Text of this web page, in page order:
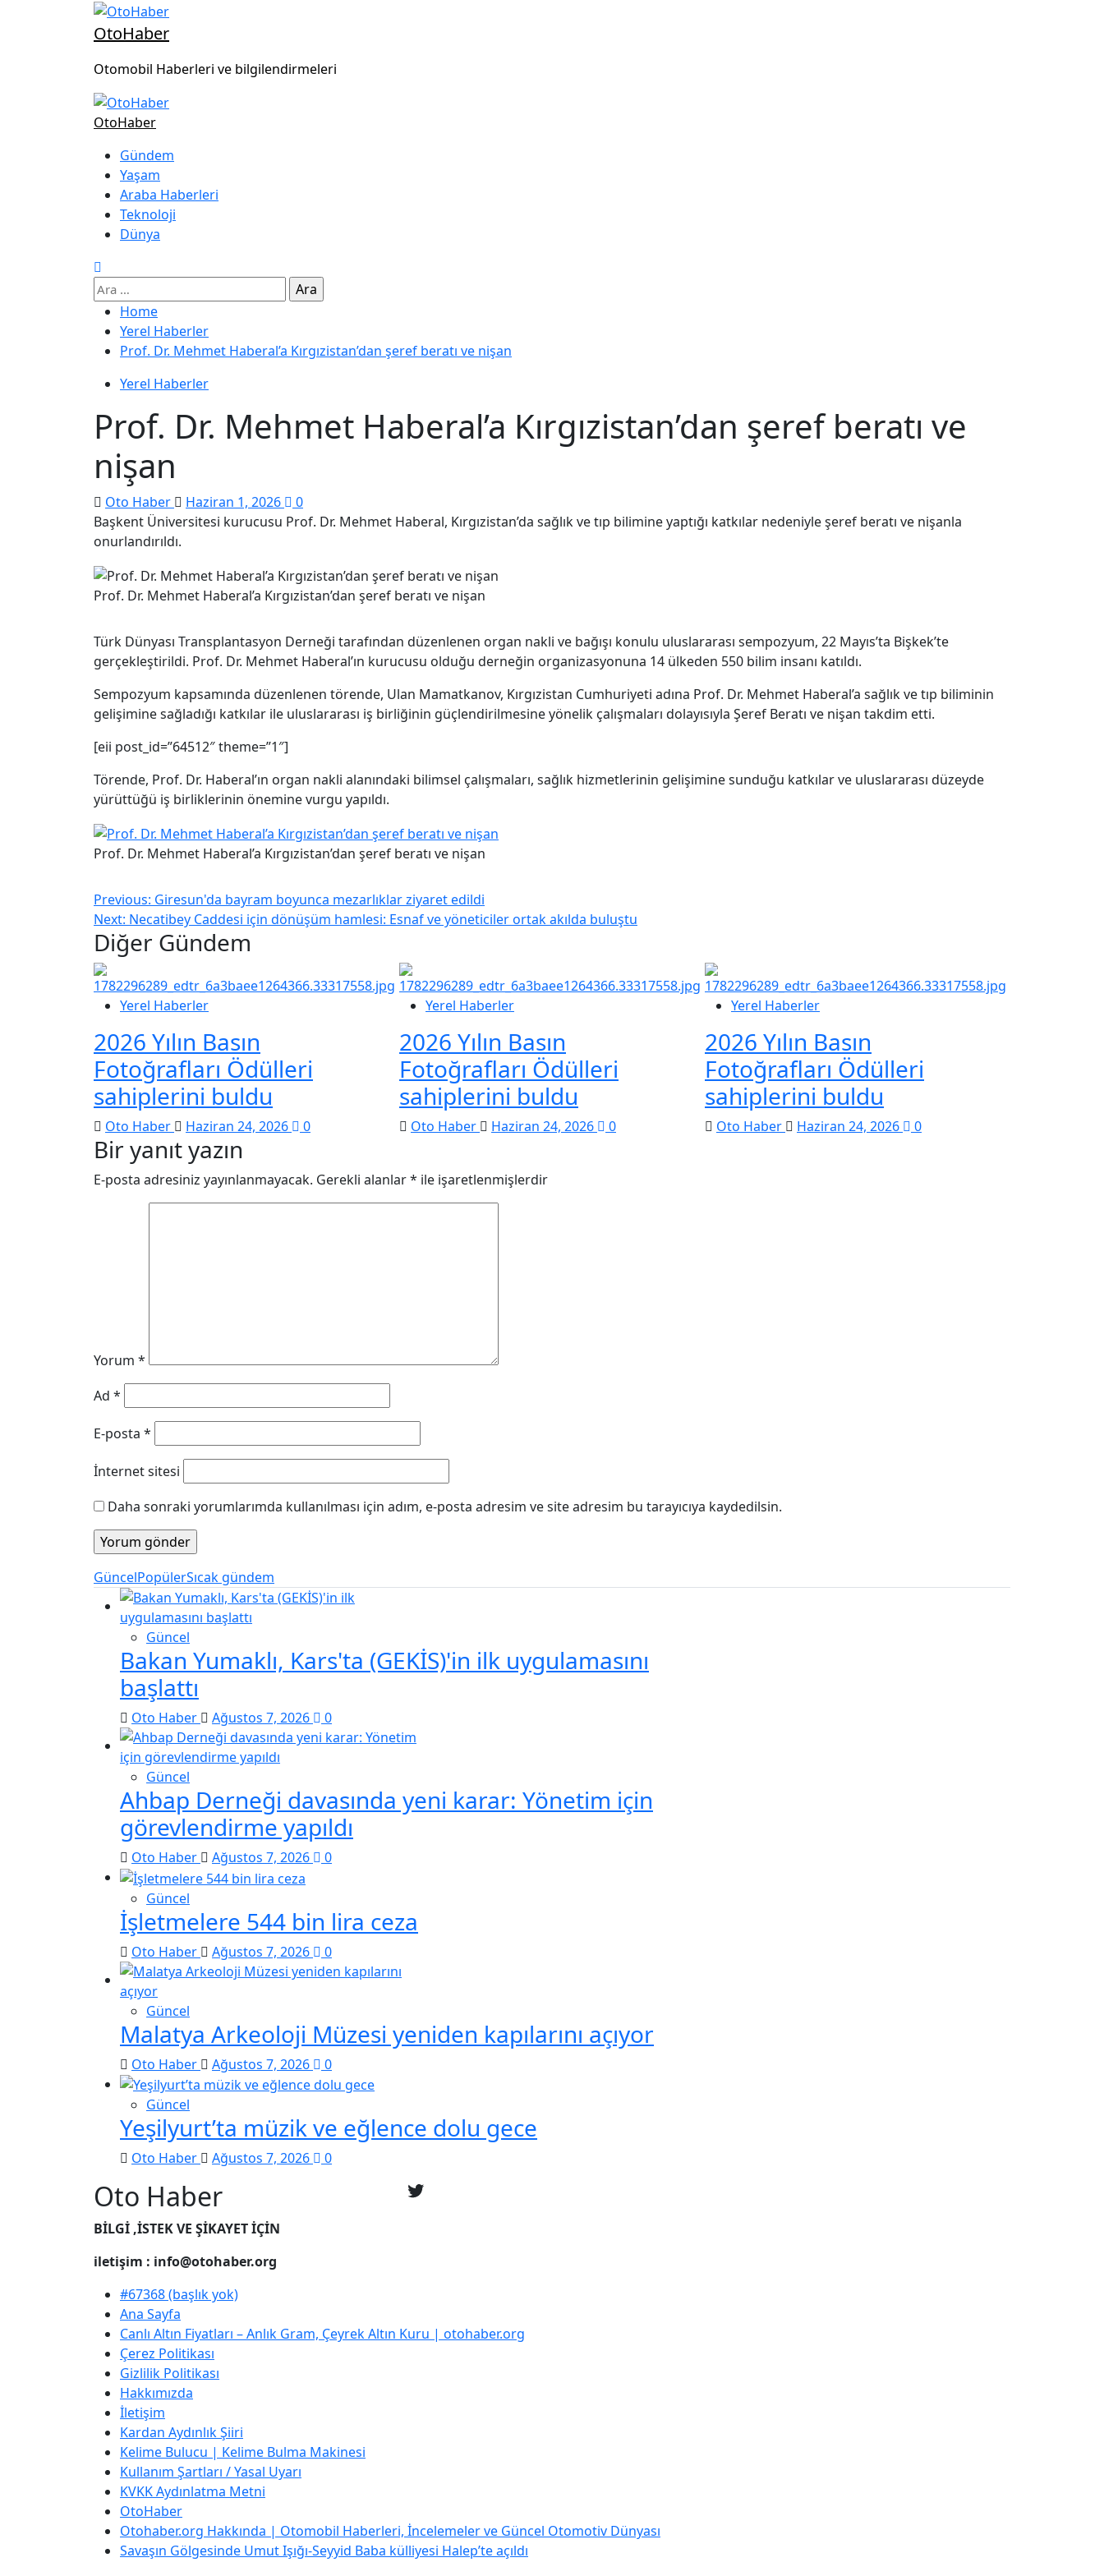
OtoHaber
Otomobil Haberleri ve bilgilendirmeleri
OtoHaber
Gündem
Yaşam
Araba Haberleri
Teknoloji
Dünya
Home
Yerel Haberler
Prof. Dr. Mehmet Haberal’a Kırgızistan’dan şeref beratı ve nişan
Yerel Haberler
Prof. Dr. Mehmet Haberal’a Kırgızistan’dan şeref beratı ve
nişan
Oto Haber Haziran 1, 2026
0
Başkent Üniversitesi kurucusu Prof. Dr. Mehmet Haberal, Kırgızistan’da sağlık ve tıp bilimine yaptığı katkılar nedeniyle şeref beratı ve nişanla
onurlandırıldı.
Prof. Dr. Mehmet Haberal’a Kırgızistan’dan şeref beratı ve nişan
Türk Dünyası Transplantasyon Derneği tarafından düzenlenen organ nakli ve bağışı konulu uluslararası sempozyum, 22 Mayıs’ta Bişkek’te
gerçekleştirildi. Prof. Dr. Mehmet Haberal’ın kurucusu olduğu derneğin organizasyonuna 14 ülkeden 550 bilim insanı katıldı.
Sempozyum kapsamında düzenlenen törende, Ulan Mamatkanov, Kırgızistan Cumhuriyeti adına Prof. Dr. Mehmet Haberal’a sağlık ve tıp biliminin
gelişimine sağladığı katkılar ile uluslararası iş birliğinin güçlendirilmesine yönelik çalışmaları dolayısıyla Şeref Beratı ve nişan takdim etti.
[eii post_id=”64512″ theme=”1″]
Törende, Prof. Dr. Haberal’ın organ nakli alanındaki bilimsel çalışmaları, sağlık hizmetlerinin gelişimine sunduğu katkılar ve uluslararası düzeyde
yürüttüğü iş birliklerinin önemine vurgu yapıldı.
Prof. Dr. Mehmet Haberal’a Kırgızistan’dan şeref beratı ve nişan
Previous: Giresun'da bayram boyunca mezarlıklar ziyaret edildi
Next: Necatibey Caddesi için dönüşüm hamlesi: Esnaf ve yöneticiler ortak akılda buluştu
Diğer Gündem
Yerel Haberler
2026 Yılın Basın
Fotoğrafları Ödülleri
sahiplerini buldu
Oto Haber Haziran 24, 2026 0
Yerel Haberler
2026 Yılın Basın
Fotoğrafları Ödülleri
sahiplerini buldu
Oto Haber Haziran 24, 2026 0
Yerel Haberler
2026 Yılın Basın
Fotoğrafları Ödülleri
sahiplerini buldu
Oto Haber Haziran 24, 2026 0
Bir yanıt yazın
E-posta adresiniz yayınlanmayacak. Gerekli alanlar* ile işaretlenmişlerdir
Yorum *
Ad *
E-posta *
İnternet sitesi
Daha sonraki yorumlarımda kullanılması için adım, e-posta adresim ve site adresim bu tarayıcıya kaydedilsin.
GüncelPopülerSıcak gündem
Güncel
Bakan Yumaklı, Kars'ta (GEKİS)'in ilk uygulamasını
başlattı
Oto Haber Ağustos 7, 2026 0
Güncel
Ahbap Derneği davasında yeni karar: Yönetim için
görevlendirme yapıldı
Oto Haber Ağustos 7, 2026 0
Güncel
İşletmelere 544 bin lira ceza
Oto Haber Ağustos 7, 2026 0
Güncel
Malatya Arkeoloji Müzesi yeniden kapılarını açıyor
Oto Haber Ağustos 7, 2026 0
Güncel
Yeşilyurt’ta müzik ve eğlence dolu gece
Oto Haber Ağustos 7, 2026 0
Oto Haber
BİLGİ ,İSTEK VE ŞİKAYET İÇİN
iletişim : info@otohaber.org
#67368 (başlık yok)
Ana Sayfa
Canlı Altın Fiyatları – Anlık Gram, Çeyrek Altın Kuru | otohaber.org
Çerez Politikası
Gizlilik Politikası
Hakkımızda
İletişim
Kardan Aydınlık Şiiri
Kelime Bulucu | Kelime Bulma Makinesi
Kullanım Şartları / Yasal Uyarı
KVKK Aydınlatma Metni
OtoHaber
Otohaber.org Hakkında | Otomobil Haberleri, İncelemeler ve Güncel Otomotiv Dünyası
Savaşın Gölgesinde Umut Işığı-Seyyid Baba külliyesi Halep’te açıldı